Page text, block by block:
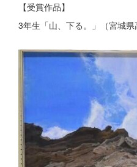
【受賞作品】
3年生「山、下る。」（宮城県